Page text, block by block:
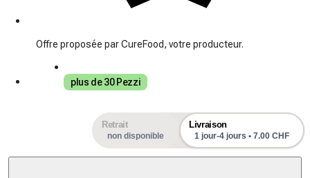
Offre proposée par CureFood, votre producteur.
plus de 30 Pezzi
Retrait
non disponible
Livraison
1 jour-4 jours • 7.00 CHF